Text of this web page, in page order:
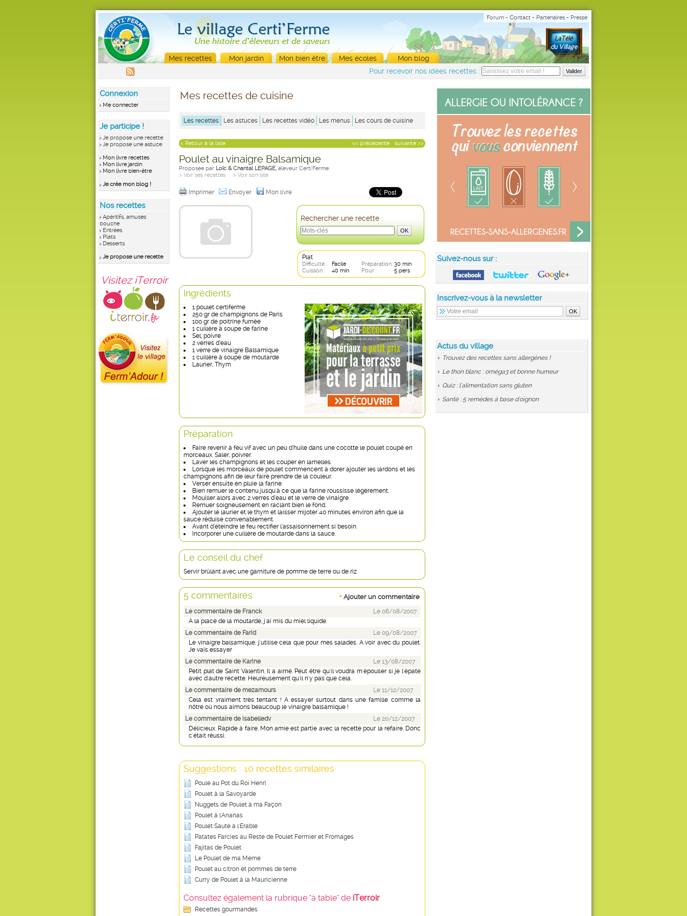
Forum - Contact - Partenaires - Presse
Mes recettes Mon jardin Mon bien être Mes écoles
Mon blog
Pour recevoir nos idées recettes :
Connexion
Me connecter
Je participe !
Je propose une recette
Je propose une astuce
Mon livre recettes
Mon livre jardin
Mon livre bien-être
Je crée mon blog !
Nos recettes
Apéritifs, amuses
bouche
Entrées
Plats
Desserts
Je propose une recette
Visitez iTerroir
Suivez-nous sur :
Inscrivez-vous à la newsletter
Actus du village
Trouvez des recettes sans allergènes !
Le thon blanc : oméga3 et bonne humeur
Quiz : l'alimentation sans gluten
Santé : 5 remèdes à base d'oignon
Mes recettes de cuisine
Les recettes Les astuces Les recettes vidéo Les menus Les cours de cuisine
suivante >>
<< précédente
< Retour à la liste
Poulet au vinaigre Balsamique
Proposée par Loïc & Chantal LEPAGE, éleveur Certi'Ferme
> Voir ses recettes
> Voir son site
Imprimer Envoyer Mon livre
Rechercher une recette :
Plat
Difficulté : Facile Préparation :30 min
Cuisson :
40 min Pour : 5 pers
Ingrédients
1 poulet certiferme
250 gr de champignons de Paris
100 gr de poitrine fumée
1 cuillère à soupe de farine
Sel, poivre
2 verres d’eau
1 verre de vinaigre Balsamique
1 cuillère à soupe de moutarde
Laurier, Thym
Préparation
Faire revenir à feu vif avec un peu d’huile dans une cocotte le poulet coupé en
morceaux. Saler, poivrer.
Laver les champignons et les couper en lamelles.
Lorsque les morceaux de poulet commencent à dorer ajouter les lardons et les
champignons afin de leur faire prendre de la couleur.
Verser ensuite en pluie la farine.
Bien remuer le contenu jusqu'à ce que la farine roussisse légèrement.
Mouiller alors avec 2 verres d’eau et le verre de vinaigre.
Remuer soigneusement en raclant bien le fond.
Ajouter le laurier et le thym et laisser mijoter 40 minutes environ afin que la
sauce réduise convenablement.
Avant d’éteindre le feu rectifier l’assaisonnement si besoin.
Incorporer une cuillère de moutarde dans la sauce.
Le conseil du chef
Servir brûlant avec une garniture de pomme de terre ou de riz.
+ Ajouter un commentaire
5 commentaires
Le commentaire de Franck
Le 06/08/2007
A la place de la moutarde, j'ai mis du miel liquide.
Le commentaire de Farid
Le 09/08/2007
Le vinaigre balsamique, j'utilise cela que pour mes salades. A voir avec du poulet.
Je vais essayer
Le commentaire de Karine
Le 13/08/2007
Petit plat de Saint Valentin. Il a aimé. Peut être qu'il voudra m'épouser si je l'épate
avec d'autre recette. Heureusement qu'il n'y pas que cela.
Le commentaire de mezamours
Le 11/12/2007
Cela est vraiment très tentant ! A essayer surtout dans une famille comme la
nôtre où nous aimons beaucoup le vinaigre balsamique !
Le commentaire de isabelledv
Le 20/12/2007
Délicieux. Rapide à faire. Mon amie est partie avec la recette pour la refaire. Donc
c'était réussi.
Suggestions : 10 recettes similaires
Poule au Pot du Roi Henri
Poulet à la Savoyarde
Nuggets de Poulet à ma Façon
Poulet à l'Ananas
Poulet Sauté à l'Erable
Patates Farcies au Reste de Poulet Fermier et Fromages
Fajitas de Poulet
Le Poulet de ma Mémé
Poulet au citron et pommes de terre
Curry de Poulet à la Mauricienne
Consultez également la rubrique "à table" de iTerroir
Recettes gourmandes